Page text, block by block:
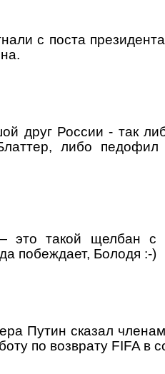
с поста
друг России - так
либо педофил
это такой щелбан с
побеждает, Болодя :-)
Путин сказал
по возврату FIFA в